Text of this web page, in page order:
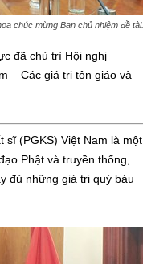
chúc mừng Ban chủ nhiệm đề tài.
đã chủ trì Hội nghị
– Các giá trị tôn giáo và
sĩ (PGKS) Việt Nam là một
Phật và truyền thống,
đủ những giá trị quý báu